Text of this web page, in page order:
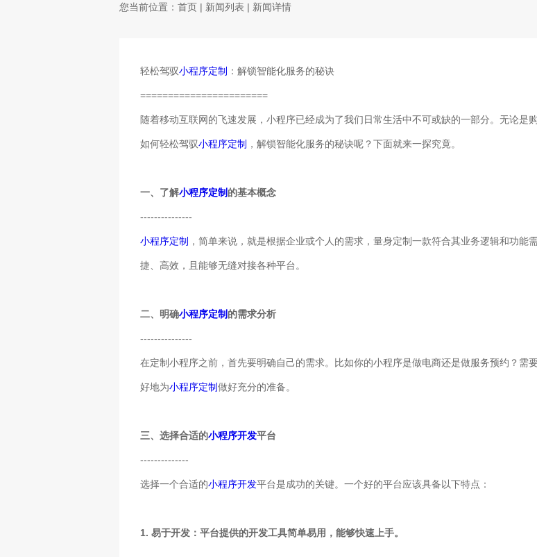
您当前位置： 首页 | 新闻列表 | 新闻详情
轻松驾驭小程序定制 ：解锁智能化服务的秘诀
=======================
随着移动互联网的飞速发展，小程序已经成为了我们日常生活中不可或缺的一部分。无论是
如何轻松驾驭小程序定制 ，解锁智能化服务的秘诀呢？下面就来一探究竟。
一、了解小程序定制 的基本概念
---------------
小程序定制 ，简单来说，就是根据企业或个人的需求，量身定制一款符合其业务逻辑和功能
捷、高效，且能够无缝对接各种平台。
二、明确小程序定制 的需求分析
---------------
在定制小程序之前，首先要明确自己的需求。比如你的小程序是做电商还是做服务预约？需
好地为小程序定制做好充分的准备。
三、选择合适的小程序开发平台
--------------
选择一个合适的小程序开发平台是成功的关键。一个好的平台应该具备以下特点：
1. 易于开发：平台提供的开发工具简单易用，能够快速上手。